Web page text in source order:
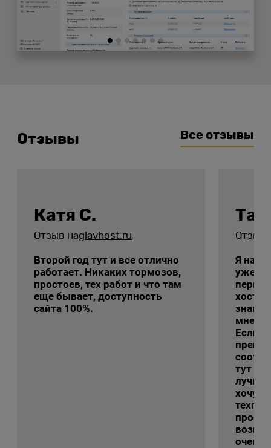
Отзывы Все отзывы
Катя С.
Отзыв наglavhost.ru
Второй год тут и все отлично
работает. Никаких тормозов,
простоев, тех работ и что там
еще бывает, доступность
сайта 100%.
Отзыв
Я на
уже с
мне
Если
тут
хочу
очень